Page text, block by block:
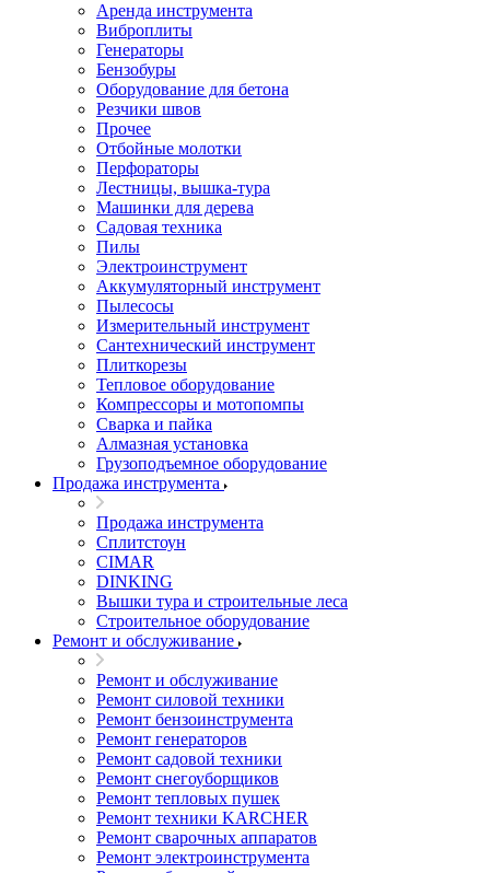
Аренда инструмента
Виброплиты
Генераторы
Бензобуры
Оборудование для бетона
Резчики швов
Прочее
Отбойные молотки
Перфораторы
Лестницы, вышка-тура
Машинки для дерева
Садовая техника
Пилы
Электроинструмент
Аккумуляторный инструмент
Пылесосы
Измерительный инструмент
Сантехнический инструмент
Плиткорезы
Тепловое оборудование
Компрессоры и мотопомпы
Сварка и пайка
Алмазная установка
Грузоподъемное оборудование
Продажа инструмента
Продажа инструмента
Сплитстоун
CIMAR
DINKING
Вышки тура и строительные леса
Строительное оборудование
Ремонт и обслуживание
Ремонт и обслуживание
Ремонт силовой техники
Ремонт бензоинструмента
Ремонт генераторов
Ремонт садовой техники
Ремонт снегоуборщиков
Ремонт тепловых пушек
Ремонт техники KARCHER
Ремонт сварочных аппаратов
Ремонт электроинструмента